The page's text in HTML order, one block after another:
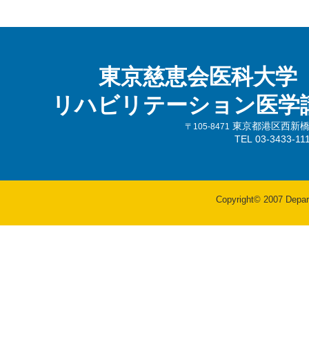
東京慈恵会医科大学
リハビリテーション医学
〒105-8471
東京都港区西新
TEL 03-3433-
Copyright© 2007